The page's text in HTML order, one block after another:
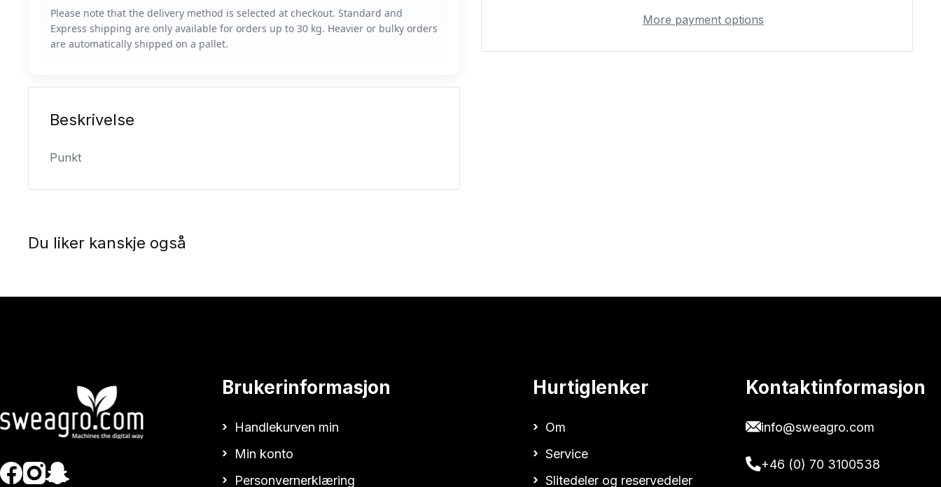
More payment options
Beskrivelse
Punkt
Du liker kanskje også
Brukerinformasjon
Handlekurven min
Min konto
Personvernerklæring
Hurtiglenker
Om
Service
Slitedeler og reservedeler
Kontaktinformasjon
info@sweagro.com
+46 (0) 70 3100538